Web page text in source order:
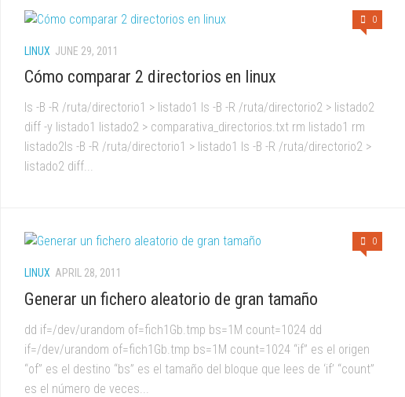
0
LINUX JUNE 29, 2011
Cómo comparar 2 directorios en linux
ls -B -R /ruta/directorio1 > listado1 ls -B -R /ruta/directorio2 > listado2
diff -y listado1 listado2 > comparativa_directorios.txt rm listado1 rm
listado2ls -B -R /ruta/directorio1 > listado1 ls -B -R /ruta/directorio2 >
listado2 diff...
0
LINUX APRIL 28, 2011
Generar un fichero aleatorio de gran tamaño
dd if=/dev/urandom of=fich1Gb.tmp bs=1M count=1024 dd
if=/dev/urandom of=fich1Gb.tmp bs=1M count=1024 “if” es el origen
“of” es el destino “bs” es el tamaño del bloque que lees de ‘if’ “count”
es el número de veces...